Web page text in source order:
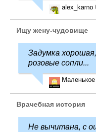
alex_karno
Ищу жену-чудовище
Задумка
розовые сопли...
Врачебная история
Не вычитана, с